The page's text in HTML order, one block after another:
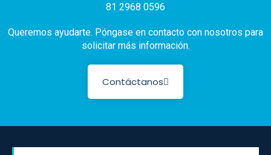
81 2968 0596
Queremos ayudarte. Póngase en contacto con nosotros para
solicitar más información.
Contáctanos